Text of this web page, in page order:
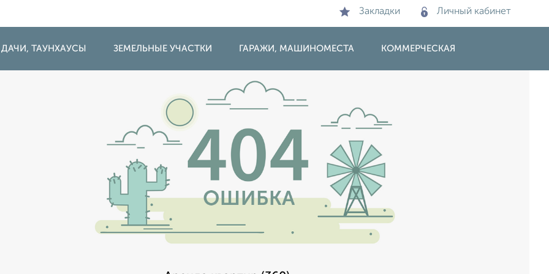
Закладки Личный кабинет
ТАУНХАУСЫ ЗЕМЕЛЬНЫЕ УЧАСТКИ ГАРАЖИ, МАШИНОМЕСТА КОММЕРЧЕСКАЯ